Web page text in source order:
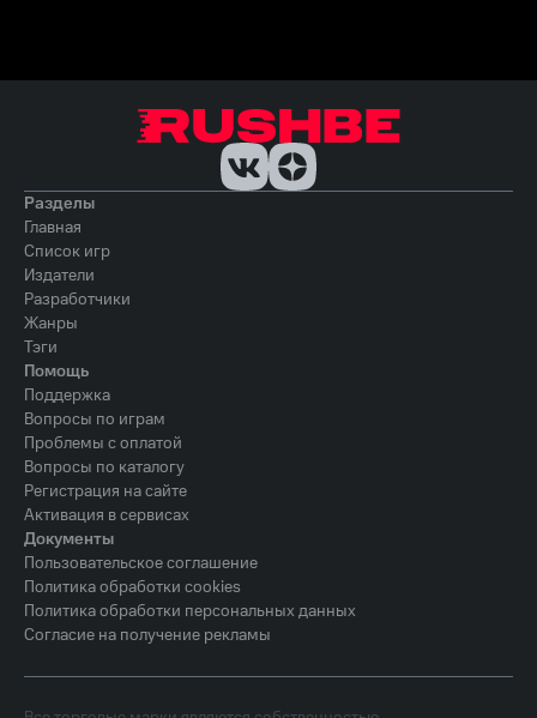
Разделы
Главная
Список игр
Издатели
Разработчики
Жанры
Тэги
Помощь
Поддержка
Вопросы по играм
Проблемы с оплатой
Вопросы по каталогу
Регистрация на сайте
Активация в сервисах
Документы
Пользовательское соглашение
Политика обработки cookies
Политика обработки персональных данных
Согласие на получение рекламы